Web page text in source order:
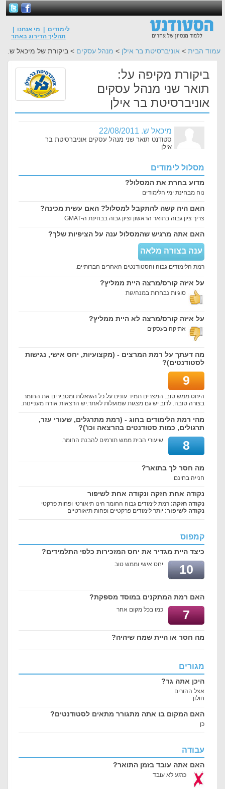
לימודים מי אנחנו
תהליך הדירוג באתר
עמוד הבית > אוניברסיטת בר אילן > מנהל עסקים > ביקורת של מיכאל ש.
ביקורת מקיפה על:
תואר שני מנהל עסקים
אוניברסיטת בר אילן
מיכאל ש. 22/08/2011
סטודנט תואר שני מנהל עסקים אוניברסיטת בר
אילן
מסלול לימודים
מדוע בחרת את המסלול?
נוח מבחינת ימי הלימודים
האם היה קשה להתקבל למסלול? האם עשית מכינה?
צריך ציון גבוה בתואר הראשון וציון גבוה בבחינת ה-GMAT
האם אתה מרגיש שהמסלול ענה על הציפיות שלך?
ענה בצורה מלאה
רמת הלימודים גבוה והסטודנטים האחרים חברותיים.
על איזה קורס/מרצה היית ממליץ?
סוגיות נבחרות במנהיגות
על איזה קורס/מרצה לא היית ממליץ?
אתיקה בעסקים
מה דעתך על רמת המרצים - (מקצועיות, יחס אישי, נגישות
לסטודנטים)?
9
היחס ממש טוב. המצרים תמיד עונים על כל השאלות ומסבירים את החומר
בצורה טובה. לרוב יש גם מצגות שמועלות לאתר.יש הרצאות אורח מעניינות.
מהי רמת הלימודים בחוג - (רמת מתרגלים, שעורי עזר,
תרגולים, כמות סטודנטים בהרצאה וכו')?
8 שיעורי הבית ממש תורמים להבנת החומר.
מה חסר לך בתואר?
חנייה בחינם
נקודה אחת חזקה ונקודה אחת לשיפור
נקודה חזקה: רמת לימודים גבוה החומר הינו תיאורטי ופחות פרקטי
נקודה לשיפור: יותר לימודים פרקטיים ופחות תיאורטיים
קמפוס
כיצד היית מגדיר את יחס המזכירות כלפי התלמידים?
10 יחס אישי וממש טוב
האם רמת המתקנים במוסד מספקת?
7 כמו בכל מקום אחר
מה חסר או היית שמח שיהיה?
מגורים
היכן אתה גר?
אצל ההורים
חולון
האם המקום בו אתה מתגורר מתאים לסטודנטים?
כן
עבודה
האם אתה עובד בזמן התואר?
כרגע לא עובד